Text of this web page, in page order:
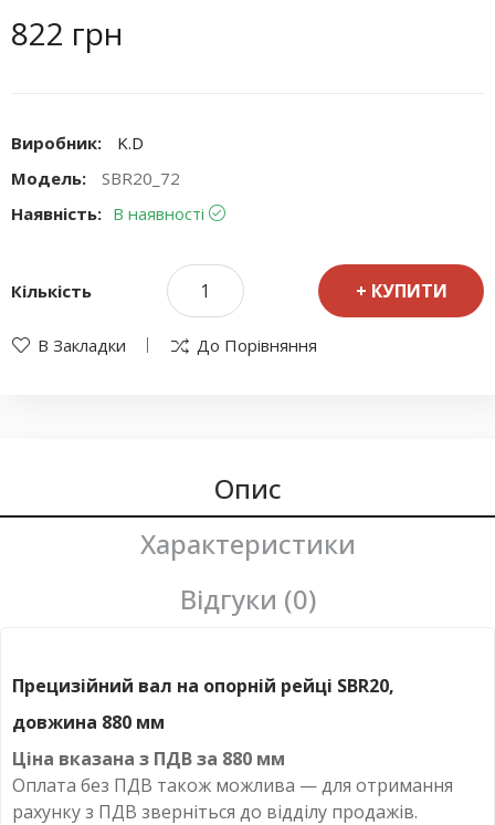
822 грн
Виробник:
K.D
Модель:
SBR20_72
Наявність: В наявності
Кількість КУПИТИ
В Закладки До Порівняння
Опис
Характеристики
Відгуки (0)
Прецизійний вал на опорній рейці SBR20,
довжина 880 мм
Ціна вказана з ПДВ за 880 мм
Оплата без ПДВ також можлива — для отримання
рахунку з ПДВ зверніться до відділу продажів.